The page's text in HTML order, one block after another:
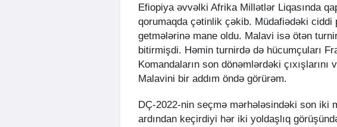
Efiopiya əvvəlki Afrika Millətlər Liqasında
qorumaqda çətinlik çəkib. Müdafiədəki ciddi
getmələrinə mane oldu. Malavi isə ötən
bitirmişdi. Həmin turnirdə də hücumçuları
Komandaların son dönəmlərdəki
Malavini bir addım öndə görürəm.
DÇ-2022-nin seçmə mərhələsindəki son iki
ardından keçirdiyi hər iki yoldaşlıq